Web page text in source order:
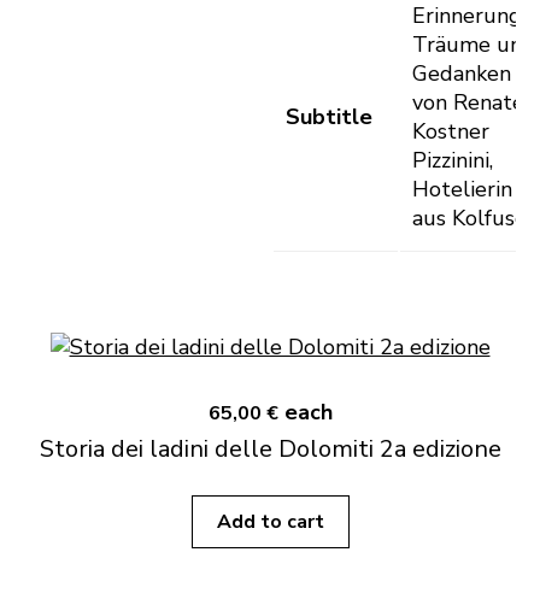
Subtitle
Träume und
Gedanken
von Renate
Kostner
Pizzinini,
Hotelierin
aus
65,00 € each
Storia dei ladini delle Dolomiti 2a edizione
Add to cart